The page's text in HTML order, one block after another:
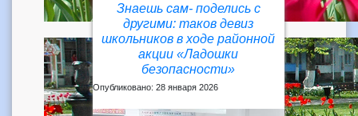
Знаешь сам- поделись с
другими: таков девиз
школьников в ходе районной
акции «Ладошки
безопасности»
Опубликовано: 28 января 2026